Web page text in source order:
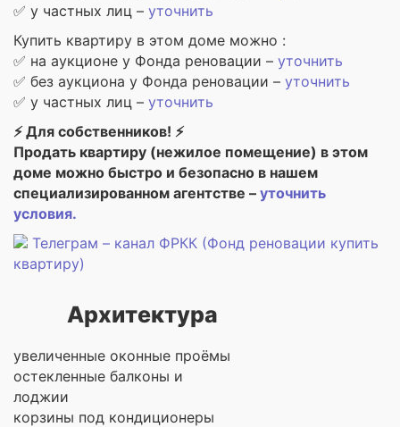
✅ у частных лиц – уточнить
Купить квартиру в этом доме можно :
✅ на аукционе у Фонда реновации – уточнить
✅ без аукциона у Фонда реновации – уточнить
✅ у частных лиц – уточнить
⚡ Для собственников! ⚡
Продать квартиру (нежилое помещение) в этом
доме можно быстро и безопасно в нашем
специализированном агентстве – уточнить
условия.
Телеграм – канал ФРКК (Фонд реновации купить
квартиру)
Архитектура
увеличенные оконные проёмы
остекленные балконы и
лоджии
корзины под кондиционеры